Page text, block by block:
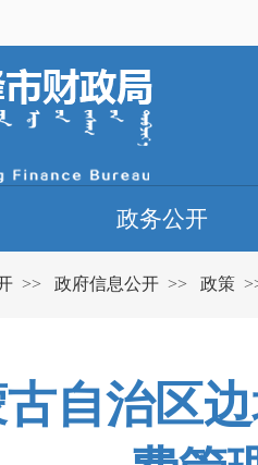
政务公开
>> 政府信息公开 >> 政策
古自治区